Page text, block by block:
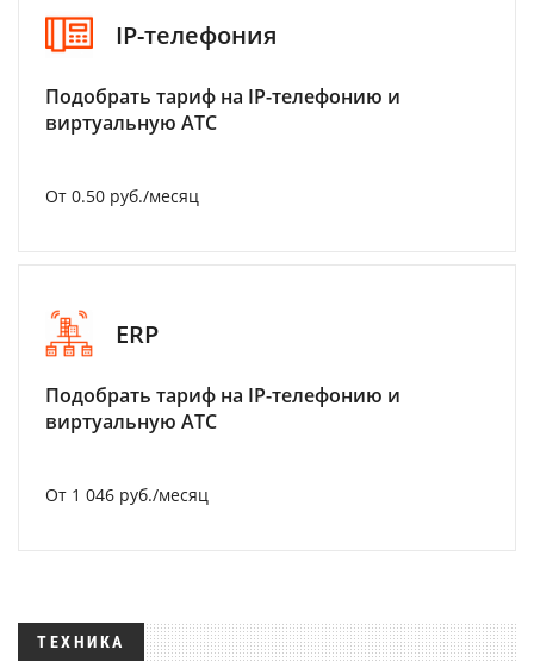
IP-телефония
Подобрать тариф на IP-телефонию и
виртуальную АТС
От 0.50 руб./месяц
ERP
Подобрать тариф на IP-телефонию и
виртуальную АТС
От 1 046 руб./месяц
ТЕХНИКА